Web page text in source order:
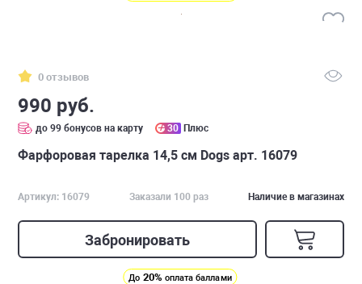
0 отзывов
990 руб.
до 99 бонусов на карту 30 Плюс
Фарфоровая тарелка 14,5 см Dogs арт. 16079
Артикул: 16079 Заказали 100 раз Наличие в магазинах
Забронировать
До 20% оплата баллами